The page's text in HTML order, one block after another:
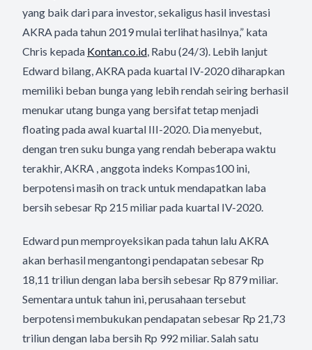
yang baik dari para investor, sekaligus hasil investasi
AKRA pada tahun 2019 mulai terlihat hasilnya,” kata
Chris kepada Kontan.co.id, Rabu (24/3). Lebih lanjut
Edward bilang, AKRA pada kuartal IV-2020 diharapkan
memiliki beban bunga yang lebih rendah seiring berhasil
menukar utang bunga yang bersifat tetap menjadi
floating pada awal kuartal III-2020. Dia menyebut,
dengan tren suku bunga yang rendah beberapa waktu
terakhir, AKRA , anggota indeks Kompas100 ini,
berpotensi masih on track untuk mendapatkan laba
bersih sebesar Rp 215 miliar pada kuartal IV-2020.
Edward pun memproyeksikan pada tahun lalu AKRA
akan berhasil mengantongi pendapatan sebesar Rp
18,11 triliun dengan laba bersih sebesar Rp 879 miliar.
Sementara untuk tahun ini, perusahaan tersebut
berpotensi membukukan pendapatan sebesar Rp 21,73
triliun dengan laba bersih Rp 992 miliar. Salah satu